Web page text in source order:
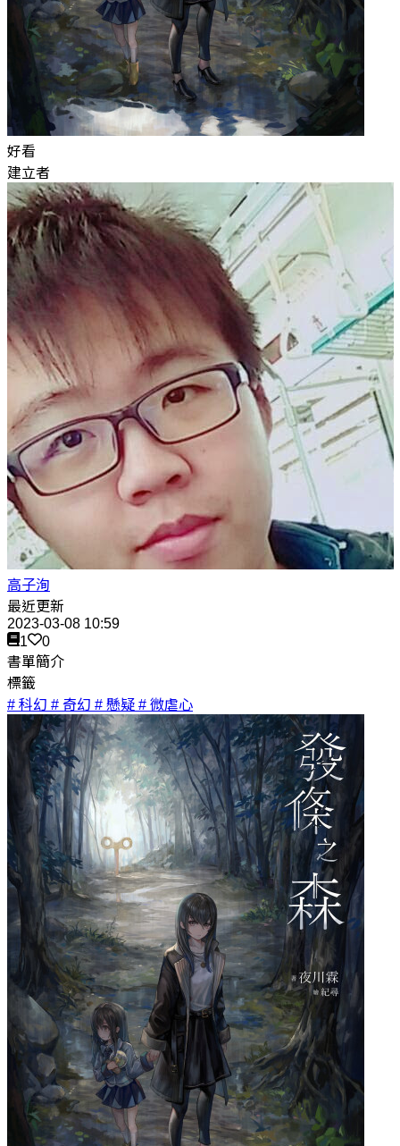
好看
建立者
高子洵
最近更新
2023-03-08 10:59
1
0
書單簡介
標籤
# 科幻 # 奇幻 # 懸疑 # 微虐心